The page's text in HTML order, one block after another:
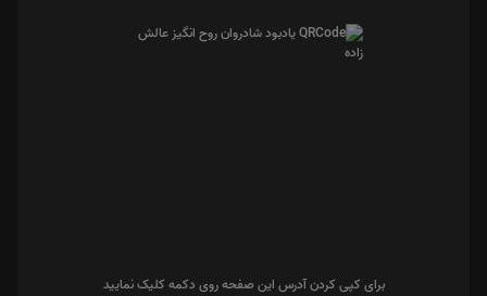
برای کپی کردن آدرس این صفحه روی دکمه کلیک نمایید